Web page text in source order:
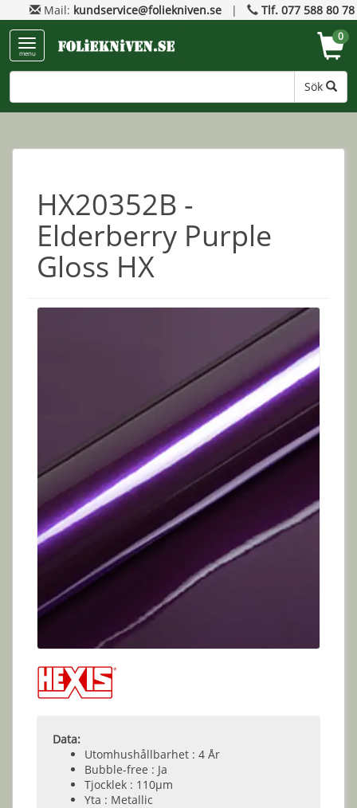
Mail: kundservice@foliekniven.se | Tlf. 077 588 80 78
menu
Sök
0
HX20352B -
Elderberry Purple
Gloss HX
Data:
Utomhushållbarhet : 4 År
Bubble-free : Ja
Tjocklek : 110µm
Yta : Metallic